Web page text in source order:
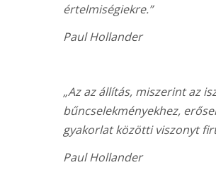
értelmiségiekre.”
Paul Hollander
„Az az állítás, miszerint az
bűncselekményekhez,
gyakorlat közötti viszonyt
Paul Hollander